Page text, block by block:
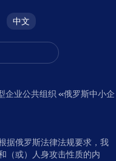
中文
企业公共组织 «俄罗斯中小企
据俄罗斯法律法规要求，我
（或）人身攻击性质的内